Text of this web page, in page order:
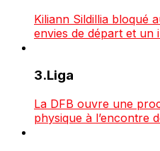
Kiliann Sildillia bloqué
envies de départ et un
3.Liga
La DFB ouvre une
physique à l’encontre